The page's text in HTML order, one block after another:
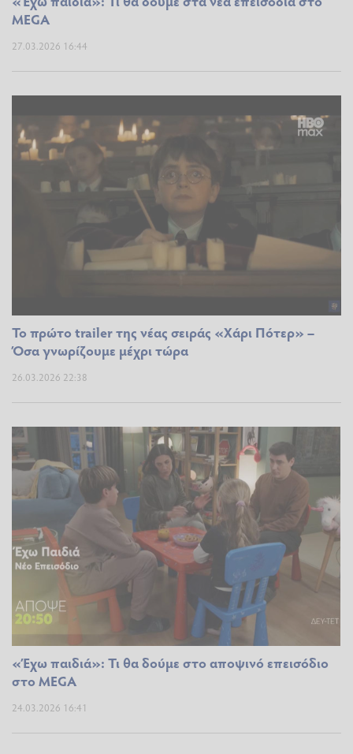
MEGA
27.03.2026 16:44
Το πρώτο trailer της νέας σειράς «Χάρι Πότερ» –
Όσα γνωρίζουμε μέχρι τώρα
26.03.2026 22:38
«Έχω παιδιά»: Τι θα δούμε στο αποψινό επεισόδιο
στο MEGA
24.03.2026 16:41